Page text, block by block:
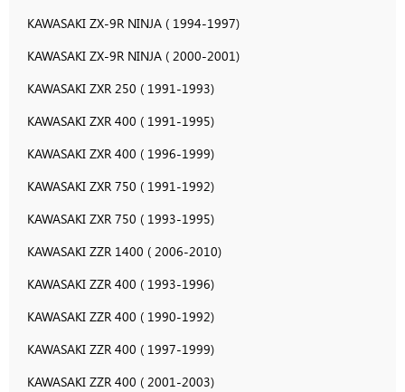
KAWASAKI ZX-9R NINJA ( 1994-1997)
KAWASAKI ZX-9R NINJA ( 2000-2001)
KAWASAKI ZXR 250 ( 1991-1993)
KAWASAKI ZXR 400 ( 1991-1995)
KAWASAKI ZXR 400 ( 1996-1999)
KAWASAKI ZXR 750 ( 1991-1992)
KAWASAKI ZXR 750 ( 1993-1995)
KAWASAKI ZZR 1400 ( 2006-2010)
KAWASAKI ZZR 400 ( 1993-1996)
KAWASAKI ZZR 400 ( 1990-1992)
KAWASAKI ZZR 400 ( 1997-1999)
KAWASAKI ZZR 400 ( 2001-2003)